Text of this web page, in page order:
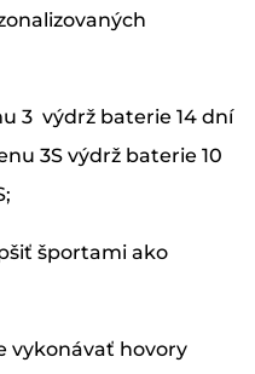
3 výdrž baterie 14 dní
3S výdrž baterie 10
športami ako
vykonávať hovory